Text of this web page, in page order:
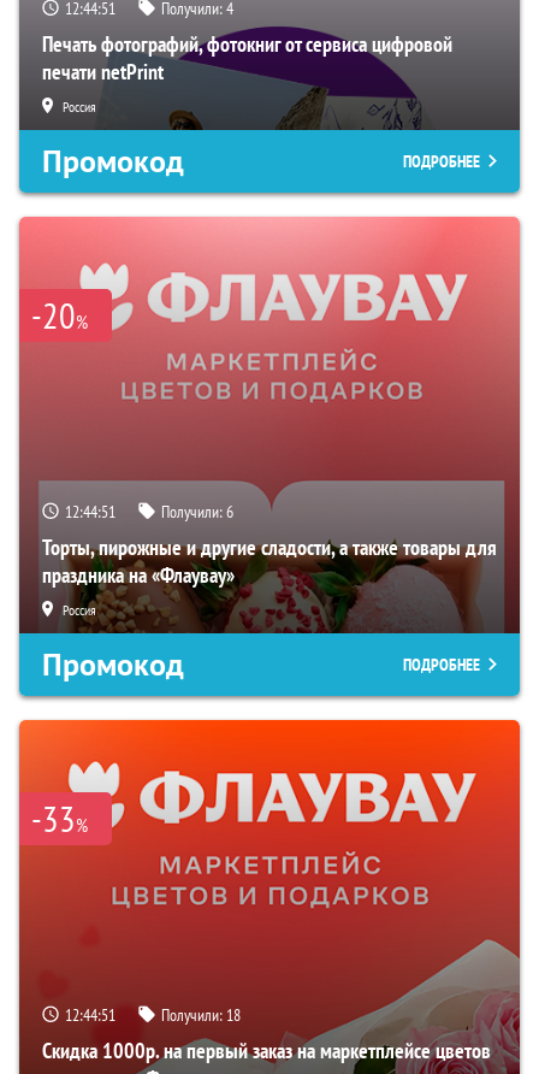
12:44:50 Получили:4
Печать фотографий, фотокниг от сервиса цифровой
печати netPrint
Россия
Промокод ПОДРОБНЕЕ
-20%
12:44:50 Получили:6
Торты, пирожные и другие сладости, а также товары для
праздника на «Флаувау»
Россия
Промокод ПОДРОБНЕЕ
-33%
12:44:50 Получили: 18
Скидка 1000р. на первый заказ на маркетплейсе цветов